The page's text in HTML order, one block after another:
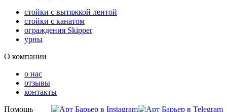
стойки с вытяжкой лентой
стойки с канатом
ограждения Skipper
урны
О компании
о нас
отзывы
контакты
Помощь